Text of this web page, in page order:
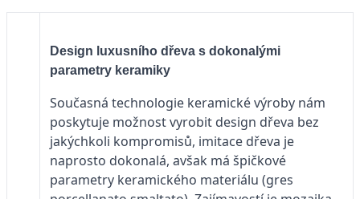
Design luxusního dřeva s dokonalými
parametry keramiky
Současná technologie keramické výroby nám
poskytuje možnost vyrobit design dřeva bez
jakýchkoli kompromisů, imitace dřeva je
naprosto dokonalá, avšak má špičkové
parametry keramického materiálu (gres